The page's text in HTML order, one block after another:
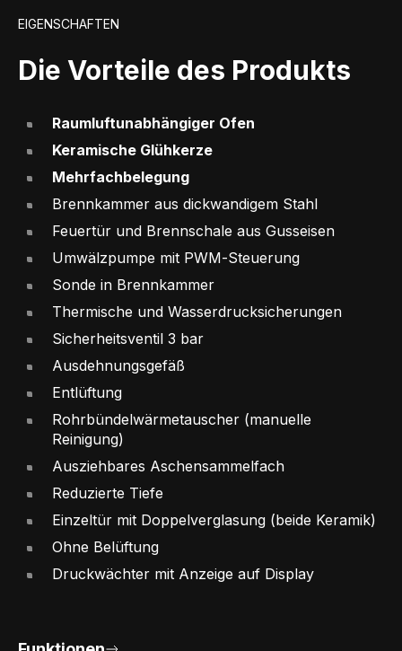
EIGENSCHAFTEN
Die Vorteile des Produkts
Raumluftunabhängiger Ofen
Keramische Glühkerze
Mehrfachbelegung
Brennkammer aus dickwandigem Stahl
Feuertür und Brennschale aus Gusseisen
Umwälzpumpe mit PWM-Steuerung
Sonde in Brennkammer
Thermische und Wasserdrucksicherungen
Sicherheitsventil 3 bar
Ausdehnungsgefäß
Entlüftung
Rohrbündelwärmetauscher (manuelle
Reinigung)
Ausziehbares Aschensammelfach
Reduzierte Tiefe
Einzeltür mit Doppelverglasung (beide Keramik)
Ohne Belüftung
Druckwächter mit Anzeige auf Display